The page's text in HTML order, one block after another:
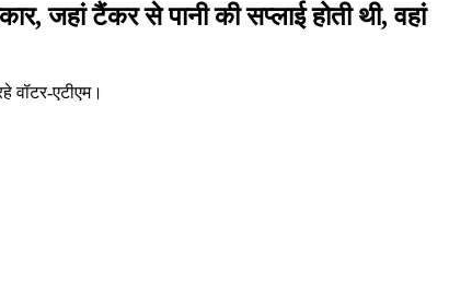
जहां टैंकर से पानी की सप्लाई होती थी, वहां
वॉटर-एटीएम।